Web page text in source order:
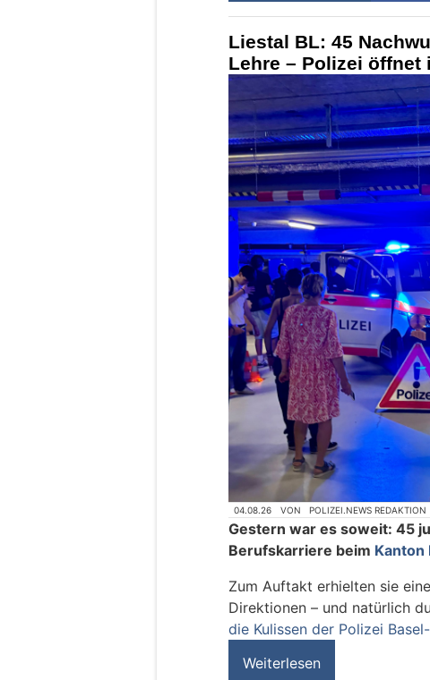
Liestal BL: 45
Lehre – Polizei öffnet
04.08.26 VON POLIZEI.NEWS REDAKTION
Gestern war es soweit: 45
Berufskarriere beim Kanton
Zum Auftakt erhielten sie
Direktionen – und natürlich
die Kulissen der Polizei
Weiterlesen